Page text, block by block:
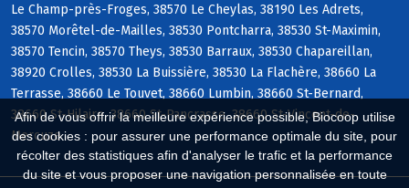
Afin de vous offrir la meilleure expérience possible, Biocoop utilise
des cookies : pour assurer une performance optimale du site, pour
récolter des statistiques afin d'analyser le trafic et la performance
du site et vous proposer une navigation personnalisée en toute
Le Champ-près-Froges, 38570 Le Cheylas, 38190 Les Adrets,
38570 Morêtel-de-Mailles, 38530 Pontcharra, 38530 St-Maximin,
38570 Tencin, 38570 Theys, 38530 Barraux, 38530 Chapareillan,
38920 Crolles, 38530 La Buissière, 38530 La Flachère, 38660 La
Terrasse, 38660 Le Touvet, 38660 Lumbin, 38660 St-Bernard,
38660 St-Hilaire, 38660 St-Pancrasse, 38660 St-Vincent-de-
Mercuze